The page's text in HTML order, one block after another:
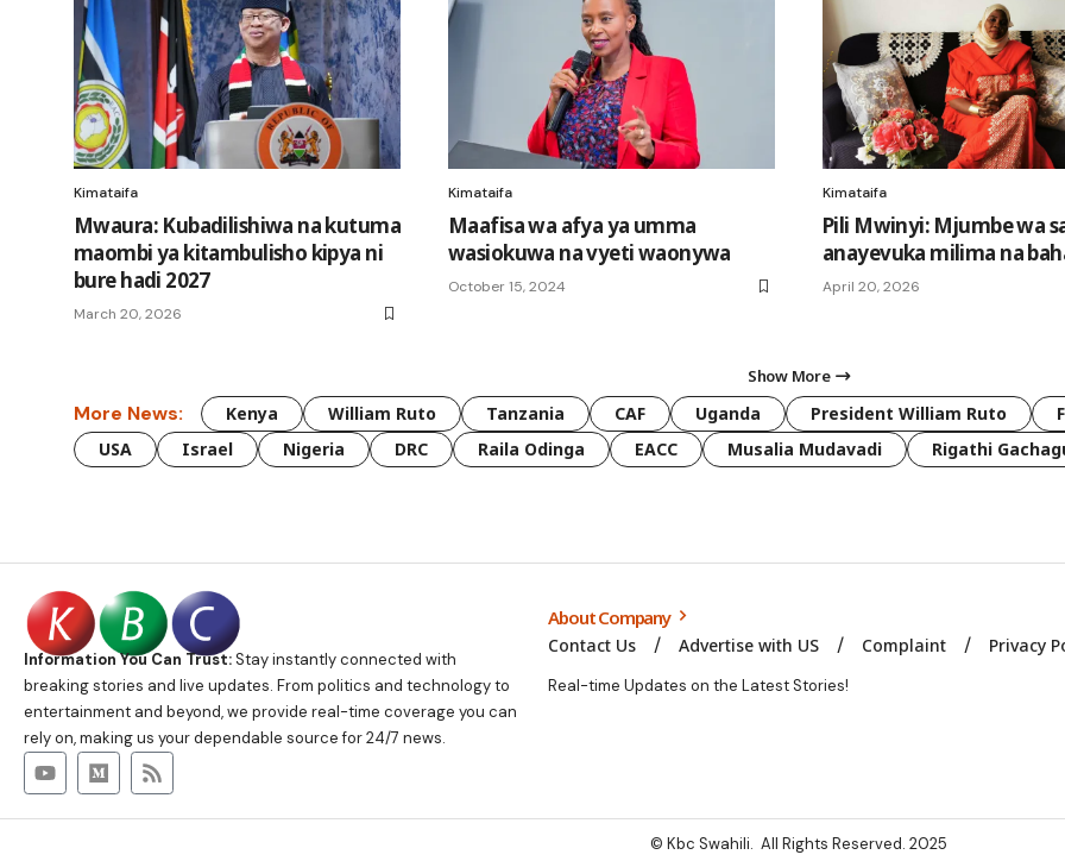
Kimataifa
Mwaura: Kubadilishiwa na kutuma
maombi ya kitambulisho kipya ni
bure hadi 2027
March 20, 2026
Kimataifa
Maafisa wa afya ya umma
wasiokuwa na vyeti waonywa
October 15, 2024
Kimataifa
Pili Mwinyi: Mjumbe wa
anayevuka milima na
April 20, 2026
Show More
More News: Kenya William Ruto Tanzania CAF Uganda President William Ruto
USA
Israel Nigeria DRC Raila Odinga EACC Musalia Mudavadi Rigathi
Information You Can Trust:Stay instantly connected with
breaking stories and live updates. From politics and technology to
entertainment and beyond, we provide real-time coverage you can
rely on, making us your dependable source for 24/7 news.
About Company
Contact Us Advertise with US Complaint Privacy
Real-time Updates on the Latest Stories!
© Kbc Swahili. All Rights Reserved. 2025